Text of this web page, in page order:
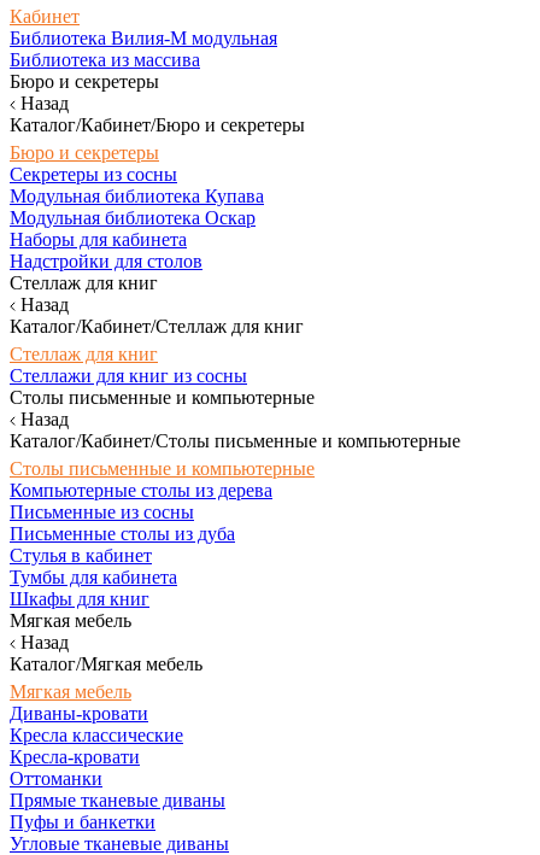
Кабинет
Библиотека Вилия-М модульная
Библиотека из массива
Бюро и секретеры
Назад
Каталог/Кабинет/Бюро и секретеры
Бюро и секретеры
Секретеры из сосны
Модульная библиотека Купава
Модульная библиотека Оскар
Наборы для кабинета
Надстройки для столов
Стеллаж для книг
Назад
Каталог/Кабинет/Стеллаж для книг
Стеллаж для книг
Стеллажи для книг из сосны
Столы письменные и компьютерные
Назад
Каталог/Кабинет/Столы письменные и компьютерные
Столы письменные и компьютерные
Компьютерные столы из дерева
Письменные из сосны
Письменные столы из дуба
Стулья в кабинет
Тумбы для кабинета
Шкафы для книг
Мягкая мебель
Назад
Каталог/Мягкая мебель
Мягкая мебель
Диваны-кровати
Кресла классические
Кресла-кровати
Оттоманки
Прямые тканевые диваны
Пуфы и банкетки
Угловые тканевые диваны